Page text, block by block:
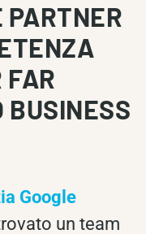
PARTNER
FAR
BUSINESS
Google
un team